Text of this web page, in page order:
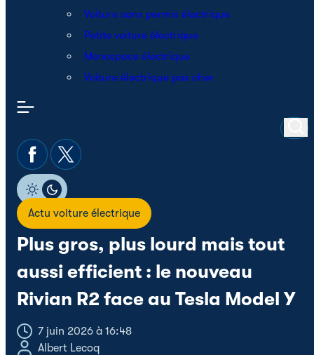
Voiture sans permis électrique
Petite voiture électrique
Monospace électrique
Voiture électrique pas cher
Actu voiture électrique
Plus gros, plus lourd mais tout
aussi efficient : le nouveau
Rivian R2 face au Tesla Model Y
7 juin 2026 à 16:48
Albert Lecoq